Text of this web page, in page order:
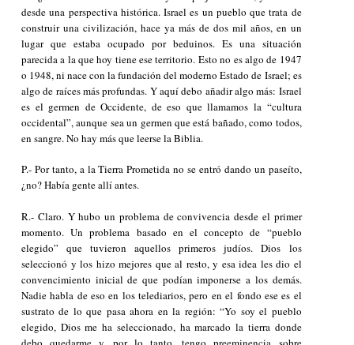
desde una perspectiva histórica. Israel es un pueblo que trata de
construir una civilización, hace ya más de dos mil años, en un
lugar que estaba ocupado por beduinos. Es una situación
parecida a la que hoy tiene ese territorio. Esto no es algo de 1947
o 1948, ni nace con la fundación del moderno Estado de Israel; es
algo de raíces más profundas. Y aquí debo añadir algo más: Israel
es el germen de Occidente, de eso que llamamos la “cultura
occidental”, aunque sea un germen que está bañado, como todos,
en sangre. No hay más que leerse la Biblia.
P.- Por tanto, a la Tierra Prometida no se entró dando un paseíto,
¿no? Había gente allí antes.
R.- Claro. Y hubo un problema de convivencia desde el primer
momento. Un problema basado en el concepto de “pueblo
elegido” que tuvieron aquellos primeros judíos. Dios los
seleccionó y los hizo mejores que al resto, y esa idea les dio el
convencimiento inicial de que podían imponerse a los demás.
Nadie habla de eso en los telediarios, pero en el fondo ese es el
sustrato de lo que pasa ahora en la región: “Yo soy el pueblo
elegido, Dios me ha seleccionado, ha marcado la tierra donde